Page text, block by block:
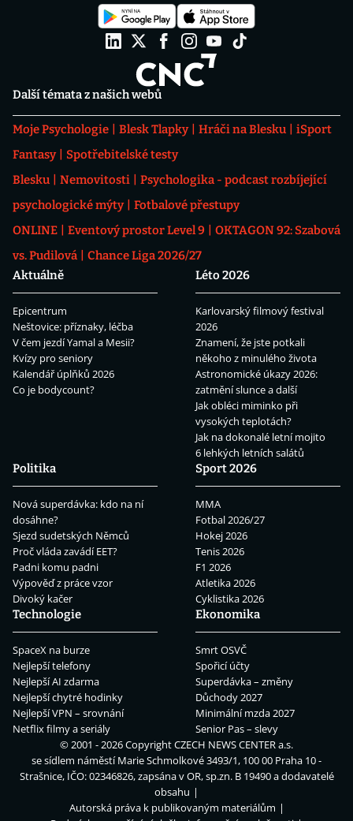
Další témata z našich webů
Moje Psychologie Blesk Tlapky Hráči na Blesku
iSport
Fantasy
Spotřebitelské testy
Blesku
Nemovitosti
Psychologika - podcast rozbíjející
psychologické mýty
Fotbalové přestupy
ONLINE
Eventový prostor Level 9
OKTAGON 92: Szabová
vs. Pudilová
Chance Liga 2026/27
Aktuálně
Epicentrum
Neštovice: příznaky, léčba
V čem jezdí Yamal a Mesii?
Kvízy pro seniory
Kalendář úplňků 2026
Co je bodycount?
Léto 2026
Karlovarský filmový festival
2026
Znamení, že jste potkali
někoho z minulého života
Astronomické úkazy 2026:
zatmění slunce a další
Jak obléci miminko při
vysokých teplotách?
Jak na dokonalé letní mojito
6 lehkých letních salátů
Politika
Nová superdávka: kdo na ní
dosáhne?
Sjezd sudetských Němců
Proč vláda zavádí EET?
Padni komu padni
Výpověď z práce vzor
Divoký kačer
Sport 2026
MMA
Fotbal 2026/27
Hokej 2026
Tenis 2026
F1 2026
Atletika 2026
Cyklistika 2026
Technologie
SpaceX na burze
Nejlepší telefony
Nejlepší AI zdarma
Nejlepší chytré hodinky
Nejlepší VPN – srovnání
Netflix filmy a seriály
Ekonomika
Smrt OSVČ
Spořicí účty
Superdávka – změny
Důchody 2027
Minimální mzda 2027
Senior Pas – slevy
© 2001 - 2026 CopyrightCZECH NEWS CENTER a.s.
se sídlem náměstí Marie Schmolkové 3493/1, 100 00 Praha 10 -
Strašnice, IČO: 02346826, zapsána v OR, sp.zn. B 19490 a dodavatelé
obsahu
Autorská práva k publikovaným materiálům